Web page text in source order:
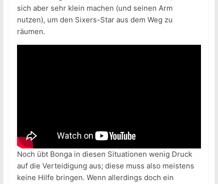
sich aber sehr klein machen (und seinen Arm
nutzen), um den Sixers-Star aus dem Weg zu
räumen.
Noch übt Bonga in diesen Situationen wenig Druck
auf die Verteidigung aus; diese muss also meistens
keine Hilfe bringen. Wenn allerdings doch ein